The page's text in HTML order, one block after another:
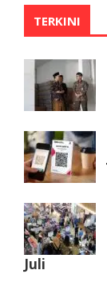
TERKINI
Juli